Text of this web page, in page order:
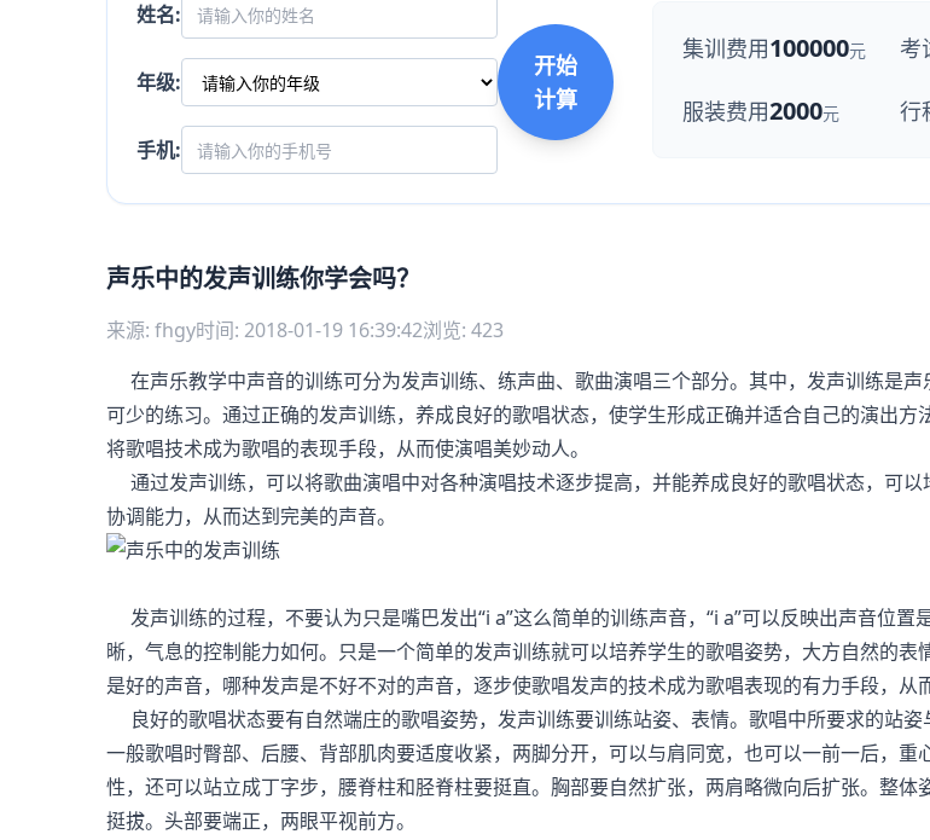
姓名:
年级:
手机:
开始
计算
集训费用100000元 考
服装费用2000元 行
声乐中的发声训练你学会吗？
来源: fhgy时间: 2018-01-19 16:39:42浏览: 423
在声乐教学中声音的训练可分为发声训练、练声曲、歌曲演唱三个部分。其中，发声训练是声
可少的练习。通过正确的发声训练，养成良好的歌唱状态，使学生形成正确并适合自己的演出方
将歌唱技术成为歌唱的表现手段，从而使演唱美妙动人。
通过发声训练，可以将歌曲演唱中对各种演唱技术逐步提高，并能养成良好的歌唱状态，可以
协调能力，从而达到完美的声音。
发声训练的过程，不要认为只是嘴巴发出“i a”这么简单的训练声音，“i a”可以反映出声音位置
晰，气息的控制能力如何。只是一个简单的发声训练就可以培养学生的歌唱姿势，大方自然的表
是好的声音，哪种发声是不好不对的声音，逐步使歌唱发声的技术成为歌唱表现的有力手段，从
良好的歌唱状态要有自然端庄的歌唱姿势，发声训练要训练站姿、表情。歌唱中所要求的站姿
一般歌唱时臀部、后腰、背部肌肉要适度收紧，两脚分开，可以与肩同宽，也可以一前一后，重
性，还可以站立成丁字步，腰脊柱和胫脊柱要挺直。胸部要自然扩张，两肩略微向后扩张。整体
挺拔。头部要端正，两眼平视前方。